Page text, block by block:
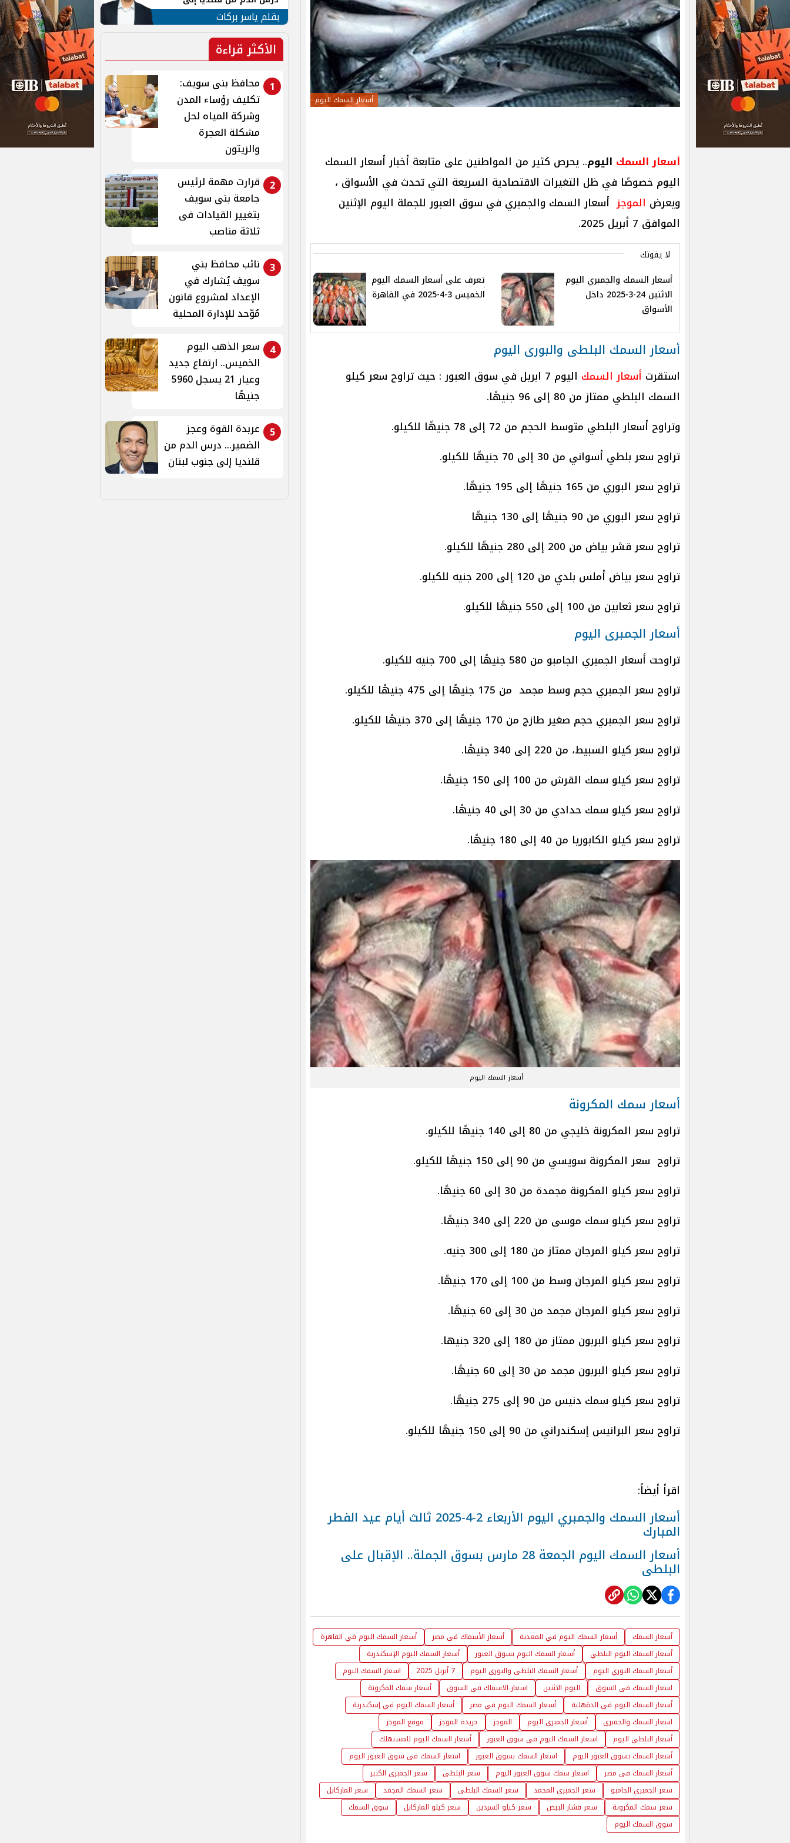
أسعار السمك اليوم
أسعار السمك اليوم.. يحرص كثير من المواطنين على متابعة أخبار أسعار السمك
اليوم خصوصًا في ظل التغيرات الاقتصادية السريعة التي تحدث في الأسواق ،
ويعرض الموجزأسعار السمك والجمبري في سوق العبور للجملة اليوم الإثنين
الموافق 7 أبريل 2025.
لا يفوتك
أسعار السمك والجمبري اليوم
الاثنين 24-3-2025 داخل
الأسواق
تعرف على أسعار السمك اليوم
الخميس 3-4-2025 في القاهرة
أسعار السمك البلطى والبورى اليوم
استقرت أسعار السمك
اليوم 7 ابريل في سوق العبور : حيث تراوح سعر كيلو
السمك البلطي ممتاز من 80 إلى 96 جنيهًا.
وتراوح أسعار البلطي متوسط الحجم من 72 إلى 78 جنيهًا للكيلو.
تراوح سعر بلطي أسواني من 30 إلى 70 جنيهًا للكيلو.
تراوح سعر البوري من 165 جنيهًا إلى 195 جنيهًا.
تراوح سعر البوري من 90 جنيهًا إلى 130 جنيهًا
تراوح سعر قشر بياض من 200 إلى 280 جنيهًا للكيلو.
تراوح سعر بياض أملس بلدي من 120 إلى 200 جنيه للكيلو.
تراوح سعر ثعابين من 100 إلى 550 جنيهًا للكيلو.
أسعار الجمبرى اليوم
تراوحت أسعار الجمبري الجامبو من 580 جنيهًا إلى 700 جنيه للكيلو.
تراوح سعر الجمبري حجم وسط مجمد من 175 جنيهًا إلى 475 جنيهًا للكيلو.
تراوح سعر الجمبري حجم صغير طازج من 170 جنيهًا إلى 370 جنيهًا للكيلو.
تراوح سعر كيلو السبيط، من 220 إلى 340 جنيهًا.
تراوح سعر كيلو سمك القرش من 100 إلى 150 جنيهًا.
تراوح سعر كيلو سمك حدادي من 30 إلى 40 جنيهًا.
تراوح سعر كيلو الكابوريا من 40 إلى 180 جنيهًا.
أسعار السمك اليوم
أسعار سمك المكرونة
تراوح سعر المكرونة خليجي من 80 إلى 140 جنيهًا للكيلو.
تراوح سعر المكرونة سويسي من 90 إلى 150 جنيهًا للكيلو.
تراوح سعر كيلو المكرونة مجمدة من 30 إلى 60 جنيهًا.
تراوح سعر كيلو سمك موسى من 220 إلى 340 جنيهًا.
تراوح سعر كيلو المرجان ممتاز من 180 إلى 300 جنيه.
تراوح سعر كيلو المرجان وسط من 100 إلى 170 جنيهًا.
تراوح سعر كيلو المرجان مجمد من 30 إلى 60 جنيهًا.
تراوح سعر كيلو البربون ممتاز من 180 إلى 320 جنيها.
تراوح سعر كيلو البربون مجمد من 30 إلى 60 جنيهًا.
تراوح سعر كيلو سمك دنيس من 90 إلى 275 جنيهًا.
تراوح سعر البرانيس إسكندراني من 90 إلى 150 جنيهًا للكيلو.
اقرأ أيضاً:
أسعار السمك والجمبري اليوم الأربعاء 2-4-2025 ثالث أيام عيد الفطر
المبارك
أسعار السمك اليوم الجمعة 28 مارس بسوق الجملة.. الإقبال على
البلطى
أسعار السمك أسعار السمك اليوم في المعدية أسعار الأسماك فى مصر
أسعار السمك اليوم في القاهرة
أسعار السمك اليوم البلطي
أسعار السمك اليوم بسوق العبور
أسعار السمك اليوم الإسكندرية
أسعار السمك البوري اليوم
أسعار السمك البلطى والبورى اليوم 7 أبريل 2025
اسعار السمك اليوم
اسعار السمك فى السوق
اليوم الاثنين اسعار الاسماك فى السوق
أسعار سمك المكرونة
أسعار السمك اليوم في الدقهلية
أسعار السمك اليوم في مصر
أسعار السمك اليوم في إسكندرية
اسعار السمك والجمبري
أسعار الجمبرى اليوم الموجز جريدة الموجز
موقع الموجز
أسعار البلطي اليوم
اسعار السمك اليوم في سوق العبور
أسعار السمك اليوم للمستهلك
أسعار السمك بسوق العبور اليوم
اسعار السمك بسوق العبور
اسعار السمك في سوق العبور اليوم
أسعار السمك فى مصر
اسعار سمك سوق العبور اليوم سعر البلطى
سعر الجمبرى الكبير
سعر الجمبري الجامبو
سعر الجمبري المجمد سعر السمك البلطي سعر السمك المجمد
سعر الماركايل
سعر سمك المكرونة
سعر قشار البيض سعر كيلو السردين سعر كيلو الماركايل
سوق السمك
سوق السمك اليوم
جنوب لبنان
بقلم ياسر بركات
الأكثر قراءة
1
محافظ بنى سويف:
تكليف رؤساء المدن
وشركة المياه لحل
مشكلة العجرة
والزيتون
2
قرارت مهمة لرئيس
جامعة بنى سويف
بتغيير القيادات فى
ثلاثة مناصب
3 نائب محافظ بني
سويف يُشارك في
الإعداد لمشروع قانون
مُوّحد للإدارة المحلية
4
سعر الذهب اليوم
الخميس.. ارتفاع جديد
وعيار 21 يسجل 5960
جنيهًا
5
عربدة القوة وعجز
الضمير... درس الدم من
قلنديا إلى جنوب لبنان